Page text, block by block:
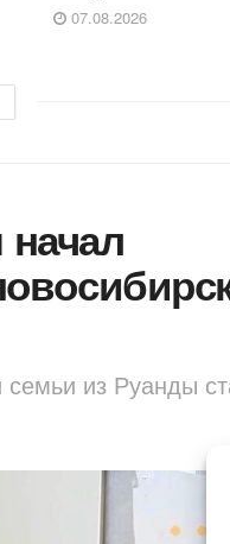
07.08.2026
семьи из Руанды